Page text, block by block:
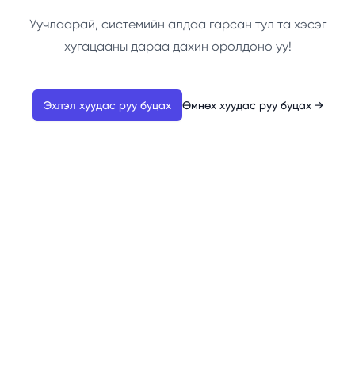
Уучлаарай, системийн алдаа гарсан тул та хэсэг
хугацааны дараа дахин оролдоно уу!
Эхлэл хуудас руу буцах Өмнөх хуудас руу буцах →